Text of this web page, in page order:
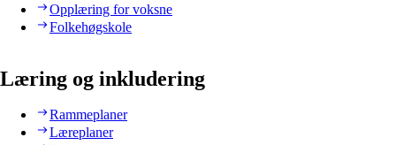
Opplæring for voksne
Folkehøgskole
Læring og inkludering
Rammeplaner
Læreplaner